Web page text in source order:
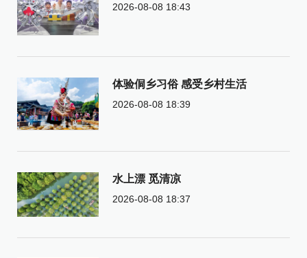
2026-08-08 18:43
体验侗乡习俗 感受乡村生活
2026-08-08 18:39
水上漂 觅清凉
2026-08-08 18:37